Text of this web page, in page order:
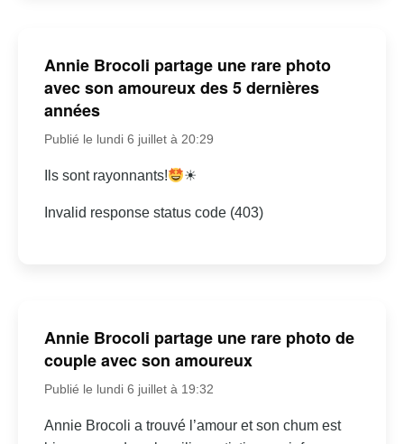
Annie Brocoli partage une rare photo
avec son amoureux des 5 dernières
années
Publié le lundi 6 juillet à 20:29
Ils sont rayonnants! ☀
Invalid response status code (403)
Annie Brocoli partage une rare photo de
couple avec son amoureux
Publié le lundi 6 juillet à 19:32
Annie Brocoli a trouvé l’amour et son chum est